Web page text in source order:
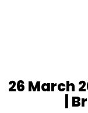
26 March
|